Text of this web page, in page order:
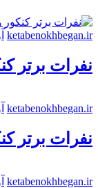
ketabenokhbegan.ir
نفرات برتر
ketabenokhbegan.ir
نفرات برتر
ketabenokhbegan.ir